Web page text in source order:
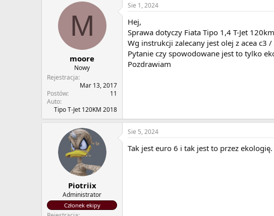
M
moore
Nowy
Rejestracja
Mar 13, 2017
Postów
11
Auto
Tipo T-Jet 120KM 2018
Sie 1, 2024
Hej,
Sprawa dotyczy Fiata Tipo 1,4 T-Jet
Wg instrukcji zalecany jest olej z acea c3
Pytanie czy spowodowane jest to tylko
Pozdrawiam
Piotriix
Administrator
Członek ekipy
Sie 5, 2024
Tak jest euro 6 i tak jest to przez ekologię.